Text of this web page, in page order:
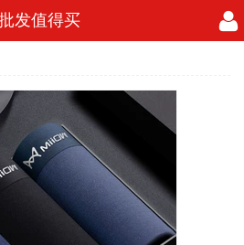
发值得买